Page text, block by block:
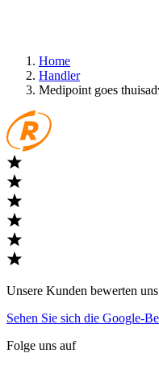
Home
Handler
Medipoint goes
Unsere Kunden bewerten
Sehen Sie sich die Google-
Folge uns auf